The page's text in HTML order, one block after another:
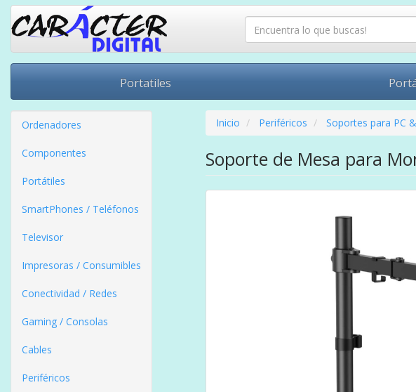
Portatiles
Ordenadores
Componentes
Portátiles
SmartPhones / Teléfonos
Televisor
Impresoras / Consumibles
Conectividad / Redes
Gaming / Consolas
Cables
Periféricos
Inicio Periféricos Soportes para PC
Soporte de Mesa para